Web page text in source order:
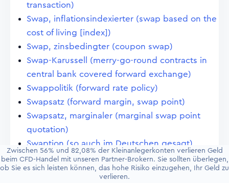
transaction)
Swap, inflationsindexierter (swap based on the
cost of living [index])
Swap, zinsbedingter (coupon swap)
Swap-Karussell (merry-go-round contracts in
central bank covered forward exchange)
Swappolitik (forward rate policy)
Swapsatz (forward margin, swap point)
Swapsatz, marginaler (marginal swap point
quotation)
Swaption (so auch im Deutschen gesagt)
Sweet Equity (so auch oft im Deutschen
gesagt)
Zwischen 56% und 82,08% der Kleinanlegerkonten verlieren Geld
beim CFD-Handel mit unseren Partner-Brokern. Sie sollten überlegen,
ob Sie es sich leisten können, das hohe Risiko einzugehen, Ihr Geld zu
verlieren.